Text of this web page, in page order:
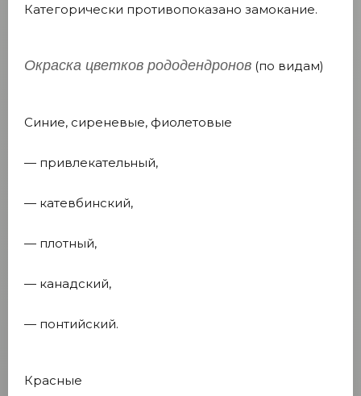
Категорически противопоказано замокание.
Окраска цветков рододендронов (по видам)
Синие, сиреневые, фиолетовые
— привлекательный,
— катевбинский,
— плотный,
— канадский,
— понтийский.
Красные